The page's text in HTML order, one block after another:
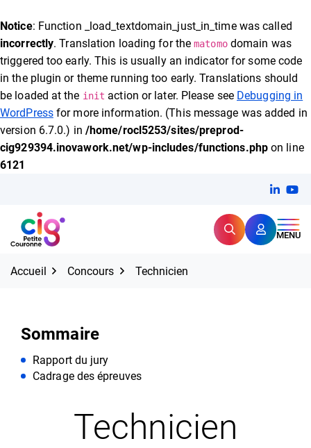
Notice: Function _load_textdomain_just_in_time was called
incorrectly. Translation loading for thematomodomain was
triggered too early. This is usually an indicator for some code
in the plugin or theme running too early. Translations should
be loaded at the init action or later. Please see Debugging in
WordPressfor more information. (This message was added in
version 6.7.0.) in /home/rocl5253/sites/preprod-
cig929394.inovawork.net/wp-includes/functions.phpon line
6121
contenu
CIG Petite Couronne RechercherMENU
CIG Petite Couronne
Expertise et proximité pour
les grands défis RH,
aujourd'hui et demain.
FERMER
Accueil Concours Technicien
Sommaire
Rapport du jury
Cadrage des épreuves
Technicien